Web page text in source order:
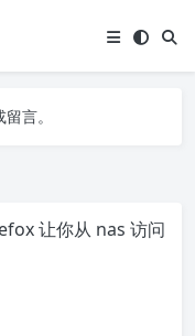
留言。
言。
让你从 nas 访问